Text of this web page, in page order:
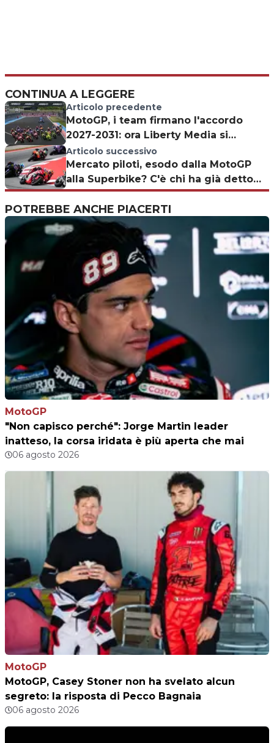
CONTINUA A LEGGERE
Articolo precedente
MotoGP, i team firmano l'accordo
2027-2031: ora Liberty Media si
occupa della Superbike?
Articolo successivo
Mercato piloti, esodo dalla MotoGP
alla Superbike? C'è chi ha già detto
"no"
POTREBBE ANCHE PIACERTI
MotoGP
"Non capisco perché": Jorge Martin leader
inatteso, la corsa iridata è più aperta che mai
06 agosto 2026
MotoGP
MotoGP, Casey Stoner non ha svelato alcun
segreto: la risposta di Pecco Bagnaia
06 agosto 2026